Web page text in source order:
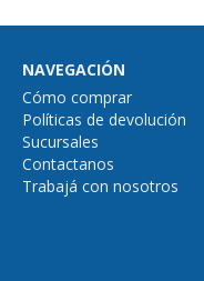
NAVEGACIÓN
Cómo comprar
Políticas de devolución
Sucursales
Contactanos
Trabajá con nosotros